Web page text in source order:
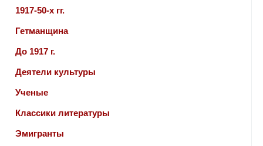
1917-50-х гг.
Гетманщина
До 1917 г.
Деятели культуры
Ученые
Классики литературы
Эмигранты